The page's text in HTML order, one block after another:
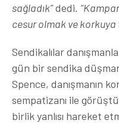
sağladık”dedi.
cesur olmak ve korkuya
Sendikalılar
gün bir sendika
Spence, danışmanın
sempatizanı ile
birlik yanlısı hareket